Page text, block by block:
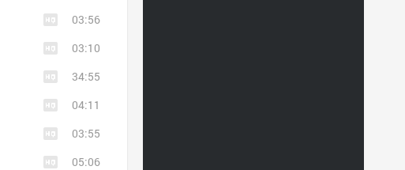
03:56
03:10
34:55
04:11
03:55
05:06